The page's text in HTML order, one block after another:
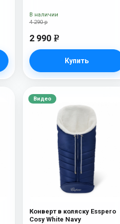
4 290 р
2 990 e
Купить
В наличии
Видео
Конверт в коляску Esspero
Cosy White Navy